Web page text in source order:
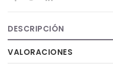
DESCRIPCIÓN
VALORACIONES